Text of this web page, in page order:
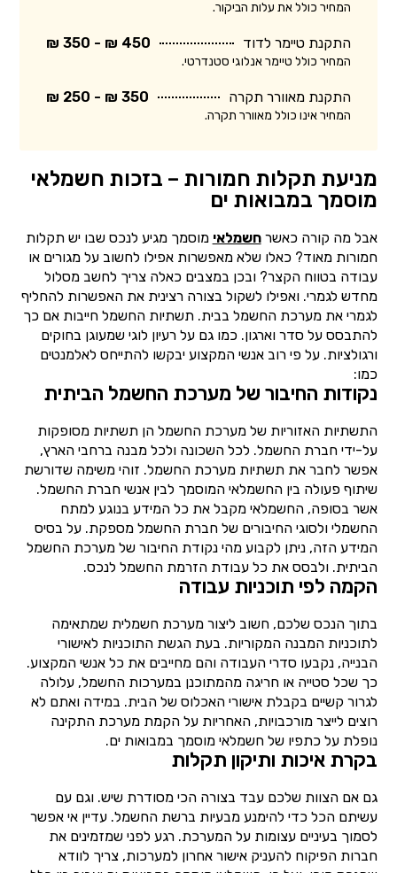
המחיר כולל את עלות הביקור.
התקנת טיימר לדוד 450 ₪ - 350 ₪
המחיר כולל טיימר אנלוגי סטנדרטי.
התקנת מאוורר תקרה 350 ₪ - 250 ₪
המחיר אינו כולל מאוורר תקרה.
מניעת תקלות חמורות – בזכות חשמלאי
מוסמך במבואות ים
אבל מה קורה כאשרחשמלאי מוסמך מגיע לנכס שבו יש תקלות
חמורות מאוד? כאלו שלא מאפשרות אפילו לחשוב על מגורים או
עבודה בטווח הקצר? ובכן במצבים כאלה צריך לחשב מסלול
מחדש לגמרי. ואפילו לשקול בצורה רצינית את האפשרות להחליף
לגמרי את מערכת החשמל בבית. תשתיות החשמל חייבות אם כך
להתבסס על סדר וארגון. כמו גם על רעיון לוגי שמעוגן בחוקים
ורגולציות. על פי רוב אנשי המקצוע יבקשו להתייחס לאלמנטים
כמו:
נקודות החיבור של מערכת החשמל הביתית
התשתיות האזוריות של מערכת החשמל הן תשתיות מסופקות
על-ידי חברת החשמל. לכל השכונה ולכל מבנה ברחבי הארץ,
אפשר לחבר את תשתיות מערכת החשמל. זוהי משימה שדורשת
שיתוף פעולה בין החשמלאי המוסמך לבין אנשי חברת החשמל.
אשר בסופה, החשמלאי מקבל את כל המידע בנוגע למתח
החשמלי ולסוגי החיבורים של חברת החשמל מספקת. על בסיס
המידע הזה, ניתן לקבוע מהי נקודת החיבור של מערכת החשמל
הביתית. ולבסס את כל עבודת הזרמת החשמל לנכס.
הקמה לפי תוכניות עבודה
בתוך הנכס שלכם, חשוב ליצור מערכת חשמלית שמתאימה
לתוכניות המבנה המקוריות. בעת הגשת התוכניות לאישורי
הבנייה, נקבעו סדרי העבודה והם מחייבים את כל אנשי המקצוע.
כך שכל סטייה או חריגה מהמתוכנן במערכות החשמל, עלולה
לגרור קשיים בקבלת אישורי האכלוס של הבית. במידה ואתם לא
רוצים לייצר מורכבויות, האחריות על הקמת מערכת התקינה
נופלת על כתפיו של חשמלאי מוסמך במבואות ים.
בקרת איכות ותיקון תקלות
גם אם הצוות שלכם עבד בצורה הכי מסודרת שיש. וגם עם
עשיתם הכל כדי להימנע מבעיות ברשת החשמל. עדיין אי אפשר
לסמוך בעיניים עצומות על המערכת. רגע לפני שמזמינים את
חברות הפיקוח להעניק אישור אחרון למערכות, צריך לוודא